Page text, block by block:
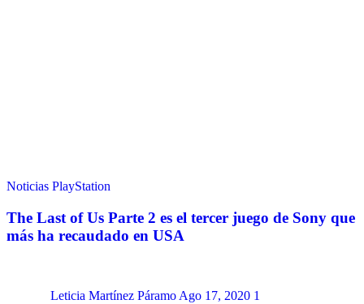
Noticias PlayStation
The Last of Us Parte 2 es el tercer juego de Sony que
más ha recaudado en USA
Leticia Martínez PáramoAgo 17, 2020 1